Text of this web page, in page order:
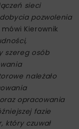
sieci
pozwolenia
mówi Kierownik
szereg osób
należało
opracowania
fazie
który czuwał